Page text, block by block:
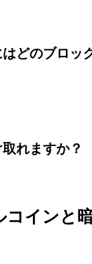
どのブロッ
れますか？
コインと